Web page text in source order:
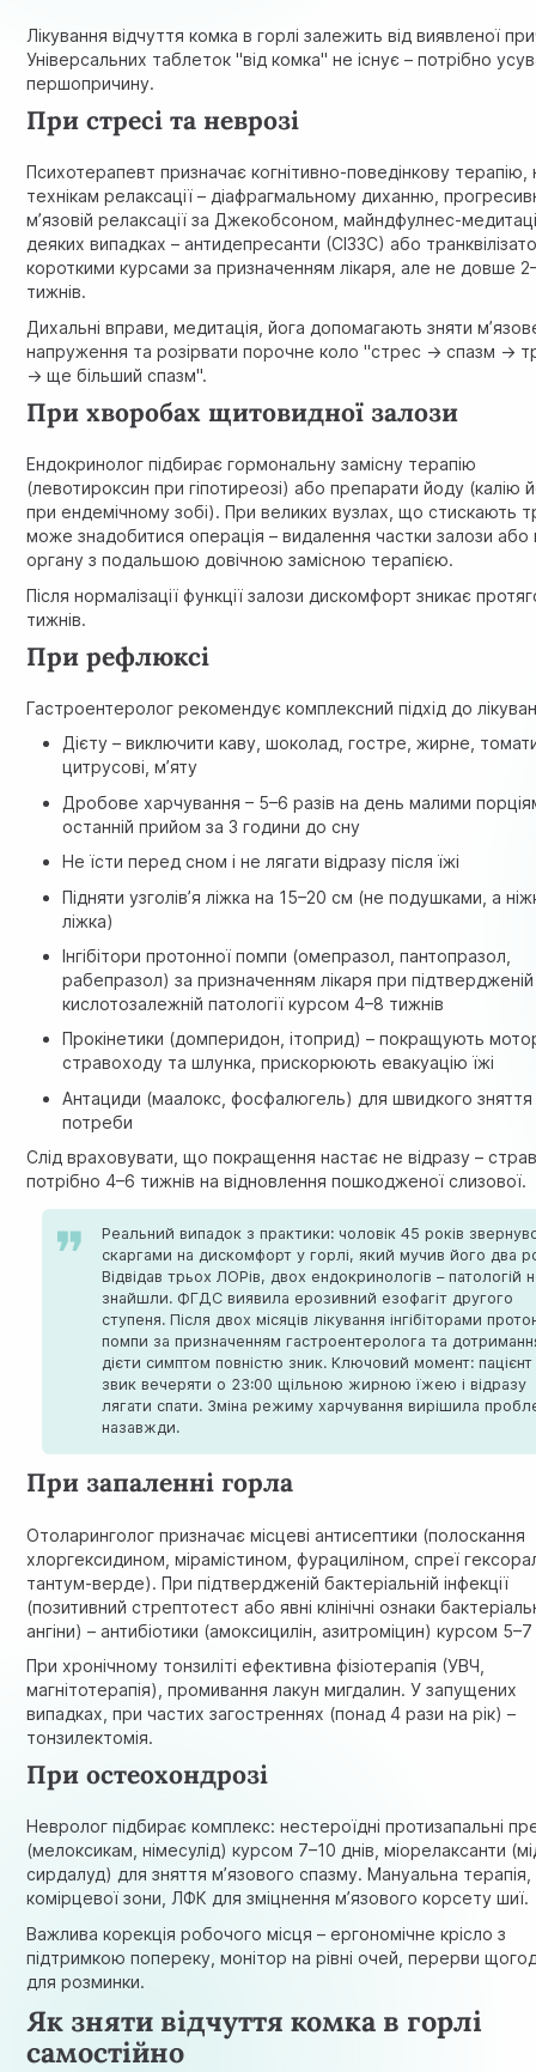
Лікування відчуття комка в горлі залежить від виявленої
Універсальних таблеток "від комка" не існує – потрібно
першопричину.
При стресі та неврозі
Психотерапевт призначає когнітивно-поведінкову терапію,
технікам релаксації – діафрагмальному диханню,
м’язовій релаксації за Джекобсоном, майндфулнес-
деяких випадках – антидепресанти (СІЗЗС) або
короткими курсами за призначенням лікаря, але не довше
тижнів.
Дихальні вправи, медитація, йога допомагають зняти
напруження та розірвати порочне коло "стрес → спазм →
→ ще більший спазм".
При хворобах щитовидної залози
Ендокринолог підбирає гормональну замісну терапію
(левотироксин при гіпотиреозі) або препарати йоду (калію
при ендемічному зобі). При великих вузлах, що стискають
може знадобитися операція – видалення частки залози або
органу з подальшою довічною замісною терапією.
Після нормалізації функції залози дискомфорт зникає
тижнів.
При рефлюксі
Гастроентеролог рекомендує комплексний підхід до
Дієту – виключити каву, шоколад, гостре, жирне,
цитрусові, м’яту
Дробове харчування – 5–6 разів на день малими
останній прийом за 3 години до сну
Не їсти перед сном і не лягати відразу після їжі
Підняти узголів’я ліжка на 15–20 см (не подушками, а
ліжка)
Інгібітори протонної помпи (омепразол, пантопразол,
рабепразол) за призначенням лікаря при підтвердженій
кислотозалежній патології курсом 4–8 тижнів
Прокінетики (домперидон, ітоприд) – покращують
стравоходу та шлунка, прискорюють евакуацію їжі
Антациди (маалокс, фосфалюгель) для швидкого зняття
потреби
Слід враховувати, що покращення настає не відразу –
потрібно 4–6 тижнів на відновлення пошкодженої слизової.
Реальний випадок з практики: чоловік 45 років
скаргами на дискомфорт у горлі, який мучив його два
Відвідав трьох ЛОРів, двох ендокринологів – патологій
знайшли. ФГДС виявила ерозивний езофагіт другого
ступеня. Після двох місяців лікування інгібіторами
помпи за призначенням гастроентеролога та
дієти симптом повністю зник. Ключовий момент: пацієнт
звик вечеряти о 23:00 щільною жирною їжею і відразу
лягати спати. Зміна режиму харчування вирішила
назавжди.
При запаленні горла
Отоларинголог призначає місцеві антисептики (полоскання
хлоргексидином, мірамістином, фурациліном, спреї
тантум-верде). При підтвердженій бактеріальній інфекції
(позитивний стрептотест або явні клінічні ознаки
ангіни) – антибіотики (амоксицилін, азитроміцин) курсом 5–7
При хронічному тонзиліті ефективна фізіотерапія (УВЧ,
магнітотерапія), промивання лакун мигдалин. У запущених
випадках, при частих загостреннях (понад 4 рази на рік) –
тонзилектомія.
При остеохондрозі
Невролог підбирає комплекс: нестероїдні протизапальні
(мелоксикам, німесулід) курсом 7–10 днів, міорелаксанти
сирдалуд) для зняття м’язового спазму. Мануальна
комірцевої зони, ЛФК для зміцнення м’язового корсету шиї.
Важлива корекція робочого місця – ергономічне крісло з
підтримкою попереку, монітор на рівні очей, перерви
для розминки.
Як зняти відчуття комка в горлі
самостійно